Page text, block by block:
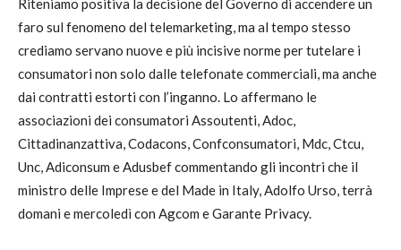
Riteniamo positiva la decisione del Governo di accendere un
faro sul fenomeno del telemarketing, ma al tempo stesso
crediamo servano nuove e più incisive norme per tutelare i
consumatori non solo dalle telefonate commerciali, ma anche
dai contratti estorti con l’inganno. Lo affermano le
associazioni dei consumatori Assoutenti, Adoc,
Cittadinanzattiva, Codacons, Confconsumatori, Mdc, Ctcu,
Unc, Adiconsum e Adusbef commentando gli incontri che il
ministro delle Imprese e del Made in Italy, Adolfo Urso, terrà
domani e mercoledì con Agcom e Garante Privacy.